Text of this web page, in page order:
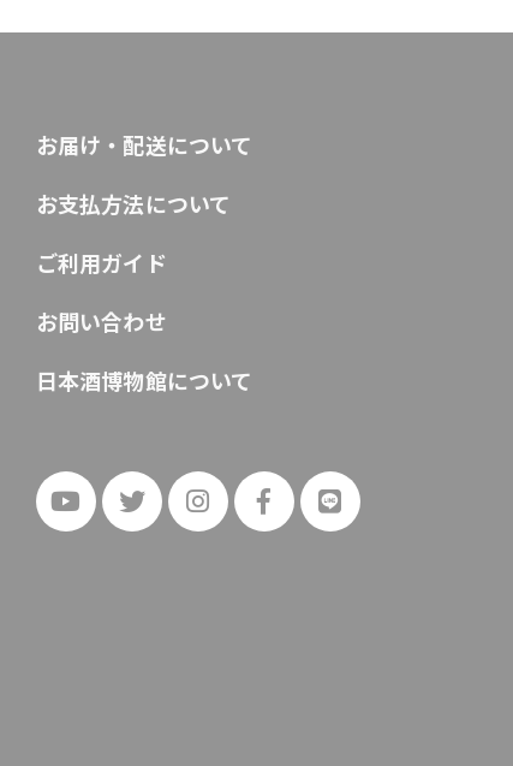
お届け・配送について
お支払方法について
ご利用ガイド
お問い合わせ
日本酒博物館について